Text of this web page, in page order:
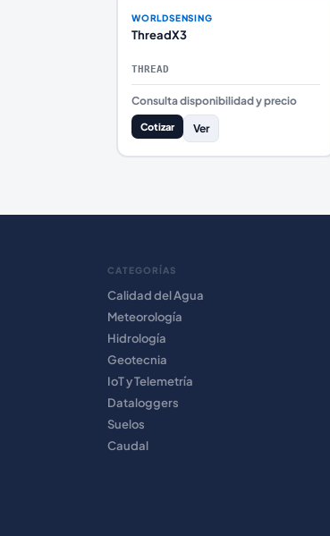
WORLDSENSING
ThreadX3
THREAD
Consulta disponibilidad y precio
Cotizar Ver
CATEGORÍAS
Calidad del Agua
Meteorología
Hidrología
Geotecnia
IoT y Telemetría
Dataloggers
Suelos
Caudal